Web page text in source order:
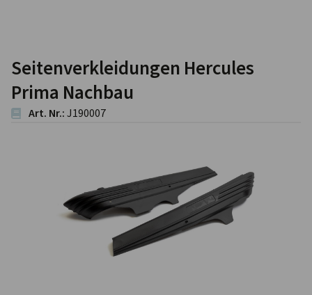
Seitenverkleidungen Hercules
Prima Nachbau
Art. Nr.:J190007